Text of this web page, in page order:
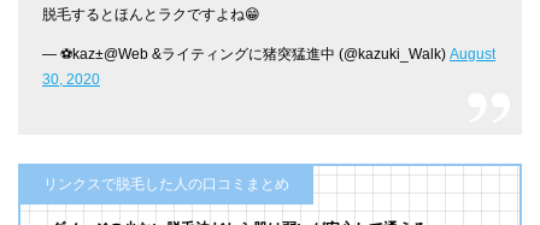
脱毛するとほんとラクですよね😁
— ⚽️kaz±@Web &ライティングに猪突猛進中 (@kazuki_Walk) August
30, 2020
リンクスで脱毛した人の口コミまとめ